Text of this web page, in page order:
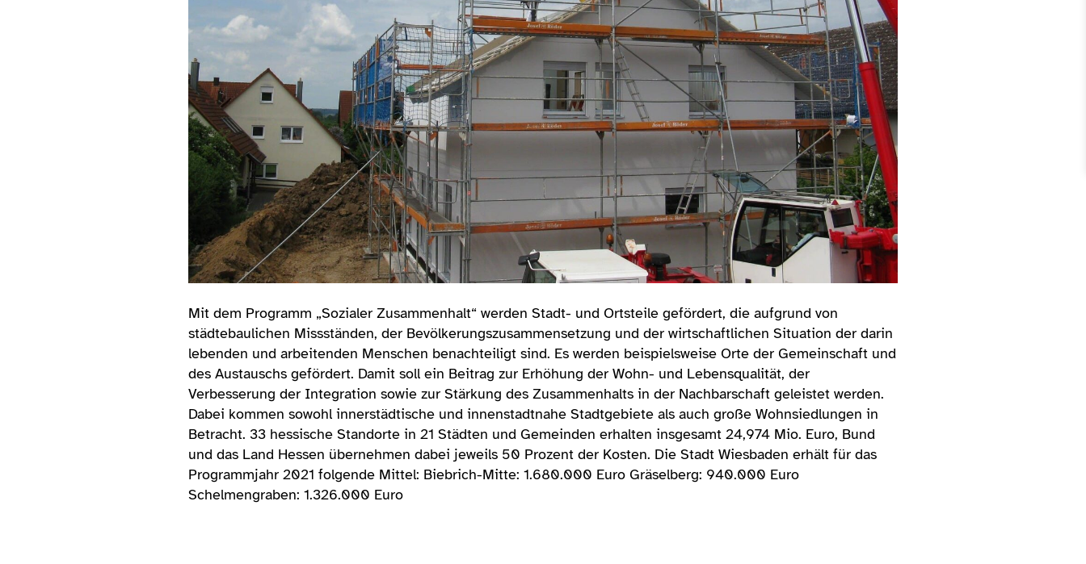
Mit dem Programm „Sozialer Zusammenhalt“ werden Stadt- und Ortsteile gefördert, die aufgrund von
städtebaulichen Missständen, der Bevölkerungszusammensetzung und der wirtschaftlichen Situation der darin
lebenden und arbeitenden Menschen benachteiligt sind. Es werden beispielsweise Orte der Gemeinschaft und
des Austauschs gefördert. Damit soll ein Beitrag zur Erhöhung der Wohn- und Lebensqualität, der
Verbesserung der Integration sowie zur Stärkung des Zusammenhalts in der Nachbarschaft geleistet werden.
Dabei kommen sowohl innerstädtische und innenstadtnahe Stadtgebiete als auch große Wohnsiedlungen in
Betracht. 33 hessische Standorte in 21 Städten und Gemeinden erhalten insgesamt 24,974 Mio. Euro, Bund
und das Land Hessen übernehmen dabei jeweils 50 Prozent der Kosten. Die Stadt Wiesbaden erhält für das
Programmjahr 2021 folgende Mittel: Biebrich-Mitte: 1.680.000 Euro Gräselberg: 940.000 Euro
Schelmengraben: 1.326.000 Euro